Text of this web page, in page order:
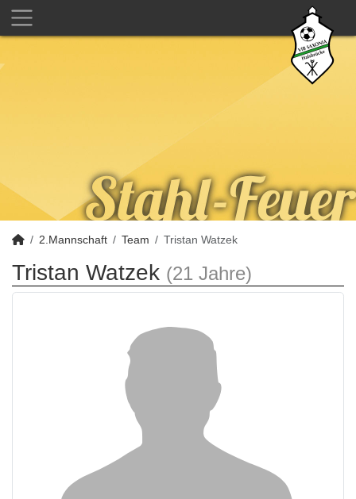
2.Mannschaft Team Tristan Watzek
Tristan Watzek (21 Jahre)